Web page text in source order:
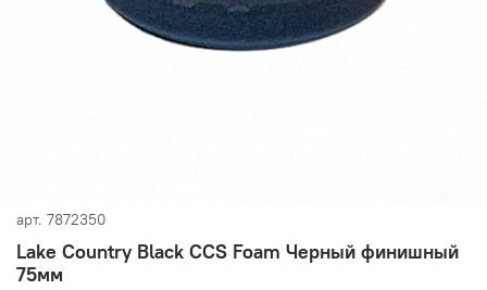
арт. 7872350
Lake Country Black CCS Foam Черный финишный
75мм